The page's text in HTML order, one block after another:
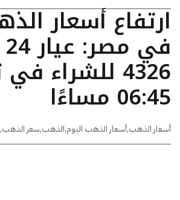
ارتفاع أسعار
4326 للشراء
06:45 مساءًا
أسعار الذهب,أسعار الذهب اليوم,الذهب,سعر الذهب,